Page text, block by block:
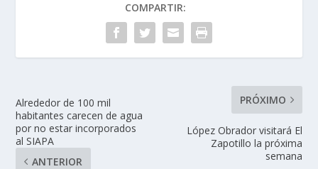
COMPARTIR:
Alrededor de 100 mil
habitantes carecen de agua
por no estar incorporados
al SIAPA
ANTERIOR
PRÓXIMO
López Obrador visitará El
Zapotillo la próxima
semana